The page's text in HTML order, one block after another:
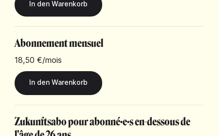
Abonnement mensuel
18,50 €/mois
Zukunftsabo pour abonné·e·s en-dessous de